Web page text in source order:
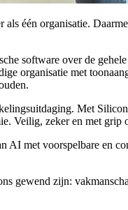
één organisatie.
software over de
organisatie met
Met
Veilig, zeker en met grip
met voorspelbare en
gewend zijn: